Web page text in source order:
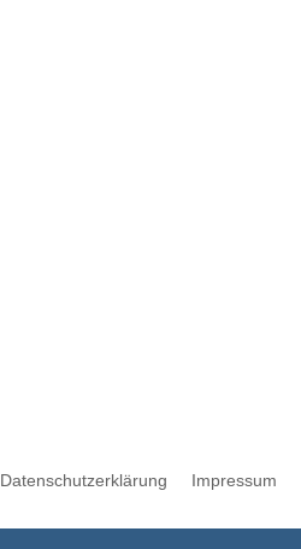
Datenschutzerklärung Impressum